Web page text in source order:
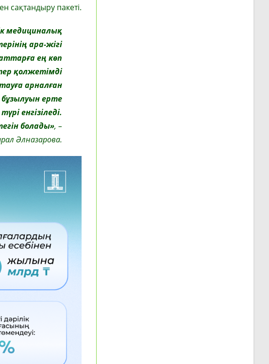
сақтандыру пакеті.
медициналық
ара-жігі
ең көп
қолжетімді
арналған
ерте
енгізіледі.
болады», –
Әлназарова.